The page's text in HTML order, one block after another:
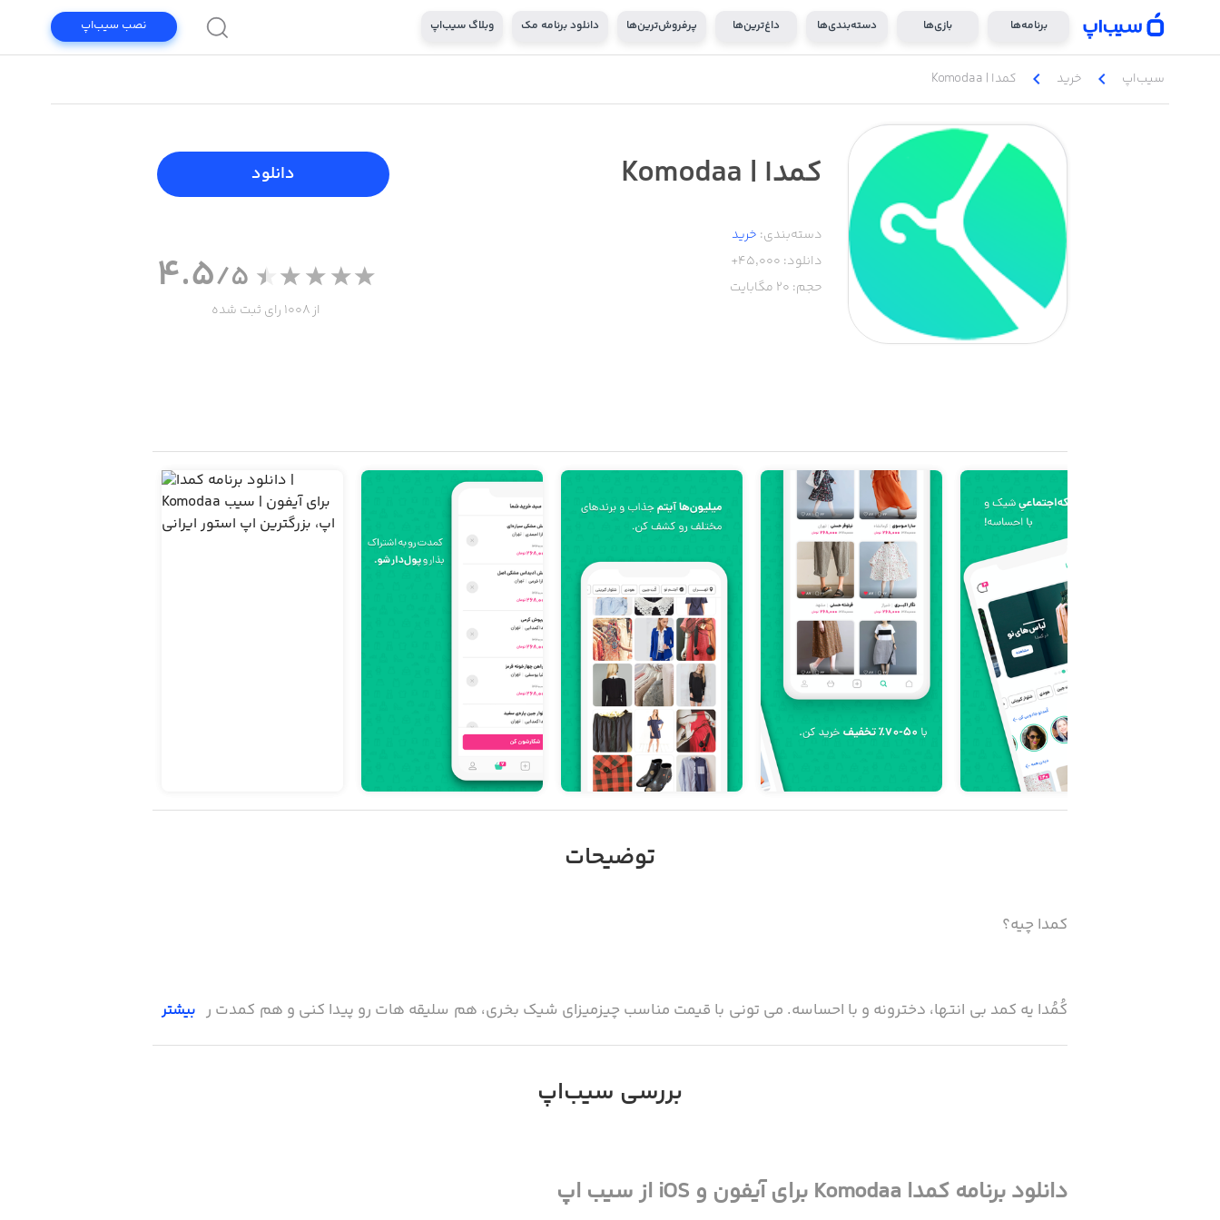
برنامه‌ها بازی‌ها دسته‌بندی‌ها داغ‌ترین‌ها پرفروش‌ترین‌ها دانلود برنامه مک وبلاگ سیب‌اپ نصب سیب‌اپ
سیب‌اپ chevron_left خرید chevron_left کمدا | Komodaa
کمدا | Komodaa
دسته‌بندی: خرید
دانلود: 45,000+
حجم: 20 مگابایت
دانلود
4.5/5
از 1008 رای ثبت شده
توضیحات
کمدا چیه؟
کُمُدا یه کمد بی انتها، دخترونه و با احساسه. می تونی با قیمت مناسب چیزمیزای شیک بخری، هم سلیقه هات رو پیدا کنی و هم کمدت رو خالی و
خب چی بذاریم توی کمدا؟
بیشتر
بررسی سیب‌اپ
دانلود برنامه کمدا Komodaa برای آیفون و iOS از سیب اپ